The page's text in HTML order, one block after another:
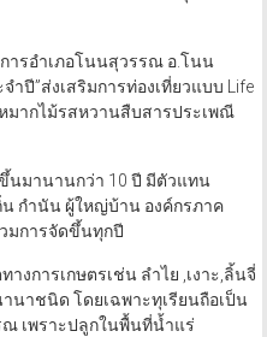
ารอำเภอโนนสุวรรณ อ.โนน
ปี”ส่งเสริมการท่องเที่ยวแบบ Life
มากไม้รสหวานสืบสารประเพณี
นมานานกว่า 10 ปี มีตัวแทน
กำนัน ผู้ใหญ่บ้าน องค์กรภาค
มการจัดขึ้นทุกปี
งการเกษตรเช่น ลำไย ,เงาะ,ลิ้นจี่
นาชนิด โดยเฉพาะทุเรียนถือเป็น
ณ เพราะปลูกในพื้นที่น้ำแร่